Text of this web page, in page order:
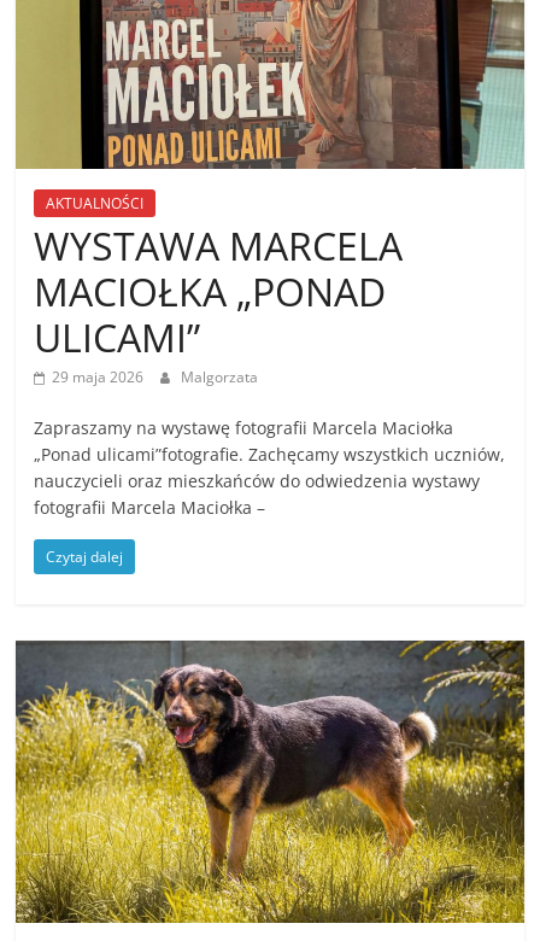
AKTUALNOŚCI
WYSTAWA MARCELA
MACIOŁKA „PONAD
ULICAMI”
29 maja 2026 Malgorzata
Zapraszamy na wystawę fotografii Marcela Maciołka
„Ponad ulicami”fotografie. Zachęcamy wszystkich uczniów,
nauczycieli oraz mieszkańców do odwiedzenia wystawy
fotografii Marcela Maciołka –
Czytaj dalej